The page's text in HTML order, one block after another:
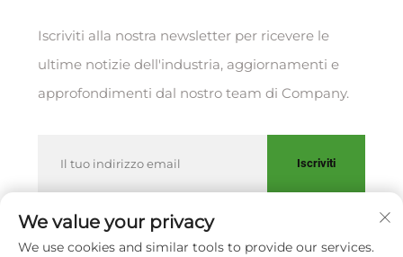
Iscriviti alla nostra newsletter per ricevere le
ultime notizie dell'industria, aggiornamenti e
approfondimenti dal nostro team di Company.
Iscriviti
Copyright © XIAMEN HUAKANG ORTHOPEDIC CO., LTD.
We value your privacy
We use cookies and similar tools to provide our services.